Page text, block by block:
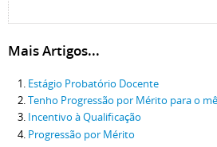
Mais Artigos...
Estágio Probatório Docente
Tenho Progressão por Mérito para o
Incentivo à Qualificação
Progressão por Mérito